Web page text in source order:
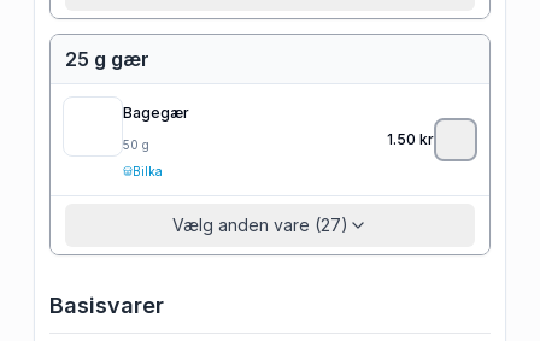
25 g gær
Bagegær
50 g
Bilka
1.50 kr
Vælg anden vare (27)
Basisvarer